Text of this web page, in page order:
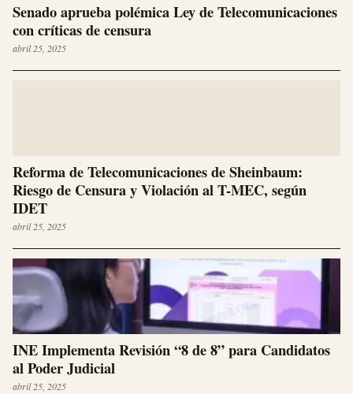
Senado aprueba polémica Ley de Telecomunicaciones
con críticas de censura
abril 25, 2025
Reforma de Telecomunicaciones de Sheinbaum:
Riesgo de Censura y Violación al T-MEC, según
IDET
abril 25, 2025
INE Implementa Revisión “8 de 8” para Candidatos
al Poder Judicial
abril 25, 2025